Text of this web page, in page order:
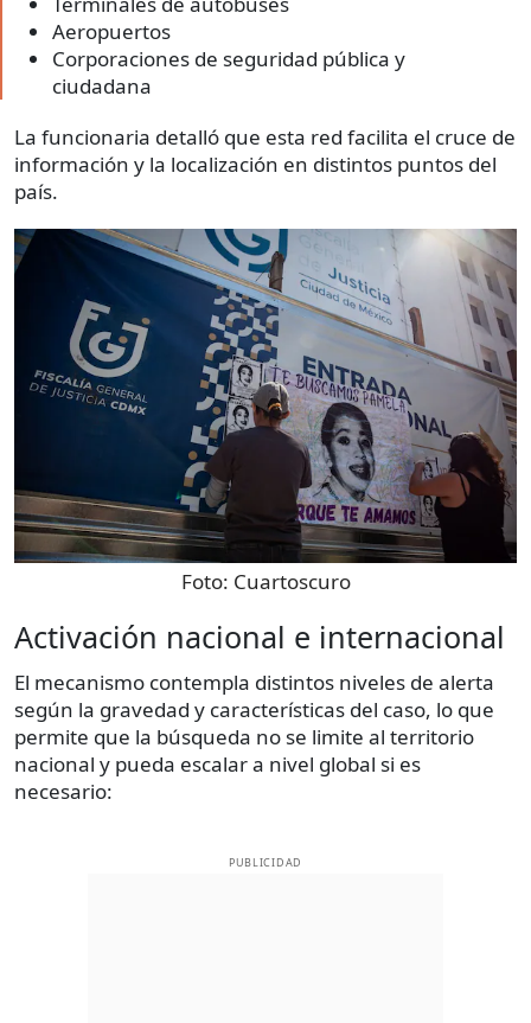
Aeropuertos
Corporaciones de seguridad pública y
ciudadana
La funcionaria detalló que esta red facilita el cruce de
información y la localización en distintos puntos del
país.
Foto: Cuartoscuro
Activación nacional e internacional
El mecanismo contempla distintos niveles de alerta
según la gravedad y características del caso, lo que
permite que la búsqueda no se limite al territorio
nacional y pueda escalar a nivel global si es
necesario:
PUBLICIDAD